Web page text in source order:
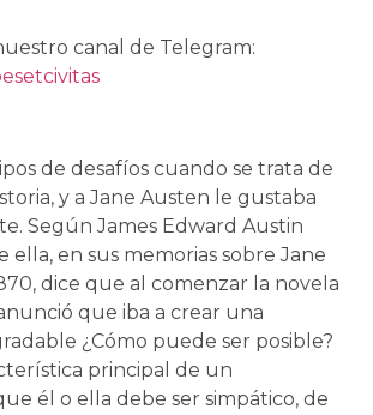
canal de Telegram:
de desafíos cuando se trata de
y a Jane Austen le gustaba
Según James Edward Austin
ella, en sus memorias sobre Jane
dice que al comenzar la novela
que iba a crear una
¿Cómo puede ser posible?
principal de un
él o ella debe ser simpático, de